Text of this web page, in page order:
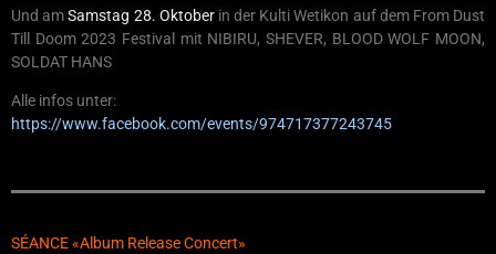
Und amSamstag 28. Oktober in der Kulti Wetikon auf dem From Dust
Till Doom 2023 Festival mit NIBIRU, SHEVER, BLOOD WOLF MOON,
SOLDAT HANS
Alle infos unter:
https://www.facebook.com/events/974717377243745
SÉANCE «Album Release Concert»